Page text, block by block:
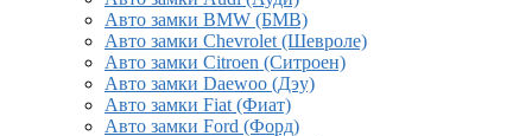
Авто замки BMW (БМВ)
Авто замки Chevrolet (Шевроле)
Авто замки Citroen (Ситроен)
Авто замки Daewoo (Дэу)
Авто замки Fiat (Фиат)
Авто замки Ford (Форд)